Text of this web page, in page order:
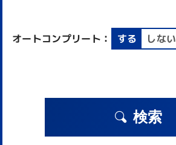
オートコンプリート： する しない
検索